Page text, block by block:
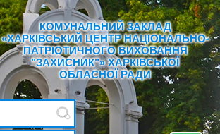
КОМУНАЛЬНИЙ ЗАКЛАД
«ХАРКІВСЬКИЙ ЦЕНТР НАЦІОНАЛЬНО-
ПАТРІОТИЧНОГО ВИХОВАННЯ
"ЗАХИСНИК"» ХАРКІВСЬКОЇ
ОБЛАСНОЇ РАДИ